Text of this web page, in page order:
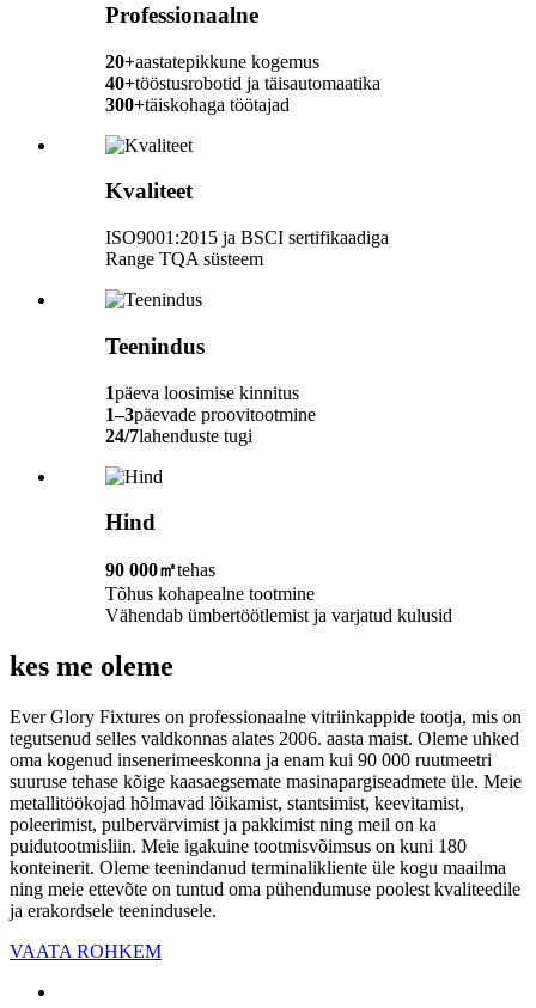
Professionaalne
20+aastatepikkune kogemus
40+tööstusrobotid ja täisautomaatika
300+täiskohaga töötajad
Kvaliteet
ISO9001:2015 ja BSCI sertifikaadiga
Range TQA süsteem
Teenindus
1päeva loosimise kinnitus
1–3päevade proovitootmine
24/7lahenduste tugi
Hind
90 000㎡tehas
Tõhus kohapealne tootmine
Vähendab ümbertöötlemist ja varjatud kulusid
kes me oleme
Ever Glory Fixtures on professionaalne vitriinkappide tootja, mis on
tegutsenud selles valdkonnas alates 2006. aasta maist. Oleme uhked
oma kogenud insenerimeeskonna ja enam kui 90 000 ruutmeetri
suuruse tehase kõige kaasaegsemate masinapargiseadmete üle. Meie
metallitöökojad hõlmavad lõikamist, stantsimist, keevitamist,
poleerimist, pulbervärvimist ja pakkimist ning meil on ka
puidutootmisliin. Meie igakuine tootmisvõimsus on kuni 180
konteinerit. Oleme teenindanud terminalikliente üle kogu maailma
ning meie ettevõte on tuntud oma pühendumuse poolest kvaliteedile
ja erakordsele teenindusele.
VAATA ROHKEM